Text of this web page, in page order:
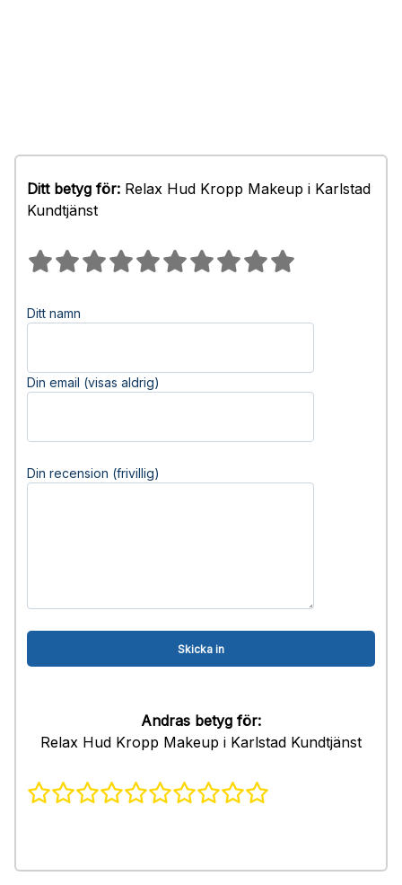
Ditt betyg för: Relax Hud Kropp Makeup i Karlstad
Kundtjänst
Ditt namn
Din email (visas aldrig)
Din recension (frivillig)
Andras betyg för:
Relax Hud Kropp Makeup i Karlstad Kundtjänst